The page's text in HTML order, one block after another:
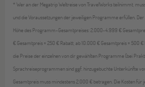
* Wer an der Megatrip Weltreise von TravelWorks teilnimmt,
und die Voraussetzungen der jeweiligen Programme erfüllen.
Höhe des Programm-Gesamtpreises: 2.000-4.999 €
€ Gesamtpreis = 250 € Rabatt, ab 10.000 € Gesamtpreis = 500 €
die Preise der einzelnen von dir gewählten Programme (bei
Sprachreiseprogrammen sind ggf. hinzugebuchte Unterkünfte
Gesamtpreis muss mindestens 2.000 € betragen. Die Kosten